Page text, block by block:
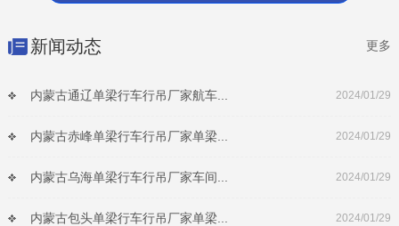
新闻动态 更多
内蒙古通辽单梁行车行吊厂家航车... 2024/01/29
内蒙古赤峰单梁行车行吊厂家单梁... 2024/01/29
内蒙古乌海单梁行车行吊厂家车间... 2024/01/29
内蒙古包头单梁行车行吊厂家单梁... 2024/01/29